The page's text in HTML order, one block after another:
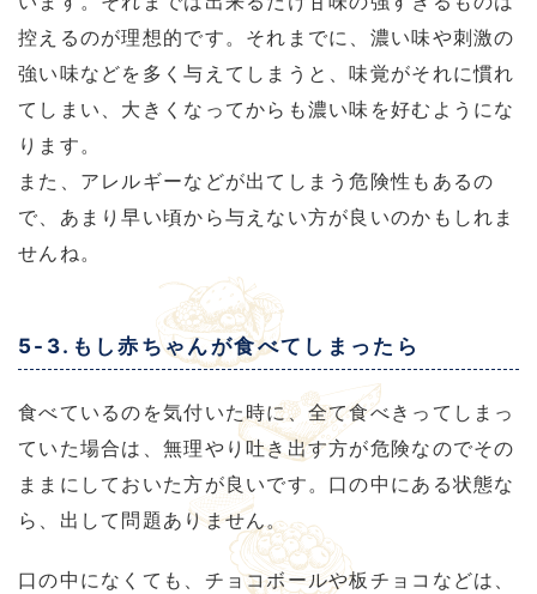
控えるのが理想的です。それまでに、濃い味や刺激の
強い味などを多く与えてしまうと、味覚がそれに慣れ
てしまい、大きくなってからも濃い味を好むようにな
ります。
また、アレルギーなどが出てしまう危険性もあるの
で、あまり早い頃から与えない方が良いのかもしれま
せんね。
5-3.もし赤ちゃんが食べてしまったら
食べているのを気付いた時に、全て食べきってしまっ
ていた場合は、無理やり吐き出す方が危険なのでその
ままにしておいた方が良いです。口の中にある状態な
ら、出して問題ありません。
口の中になくても、チョコボールや板チョコなどは、